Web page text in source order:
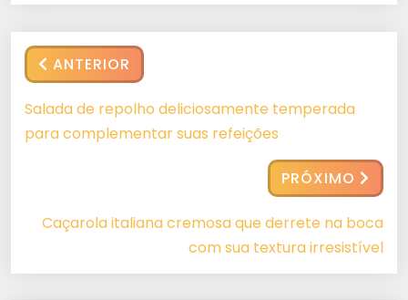
ANTERIOR
Salada de repolho deliciosamente temperada
para complementar suas refeições
PRÓXIMO
Caçarola italiana cremosa que derrete na boca
com sua textura irresistível